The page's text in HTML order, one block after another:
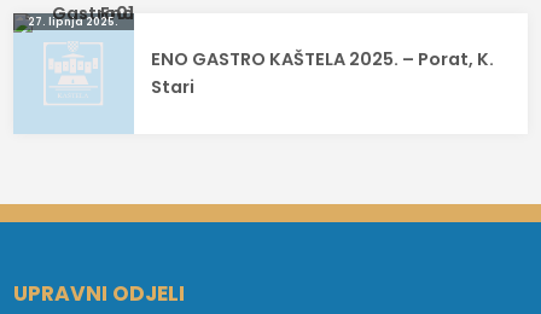
27. lipnja 2025.
ENO GASTRO KAŠTELA 2025. – Porat, K.
Stari
UPRAVNI ODJELI